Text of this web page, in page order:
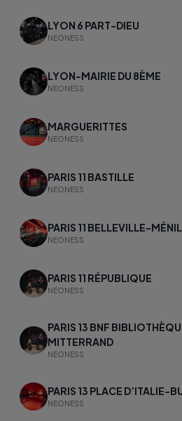
LYON 6 PART-DIEU
NEONESS
LYON-MAIRIE DU 8ÈME
NEONESS
MARGUERITTES
NEONESS
PARIS 11 BASTILLE
NEONESS
PARIS 11 BELLEVILLE-
NEONESS
PARIS 11 RÉPUBLIQUE
NEONESS
PARIS 13 BNF
MITTERRAND
NEONESS
PARIS 13 PLACE D’ITALIE-
NEONESS